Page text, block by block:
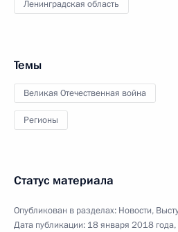
Ленинградская область
Темы
Великая Отечественная война
Регионы
Статус материала
Опубликован в разделах: Новости,
Дата публикации: 18 января 2018